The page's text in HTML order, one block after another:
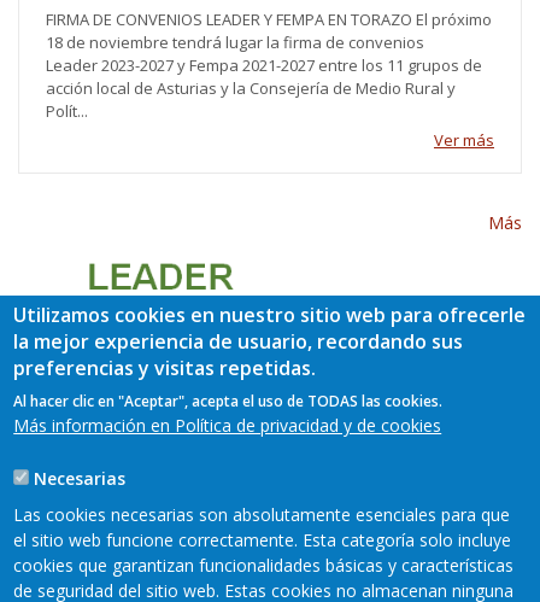
FIRMA DE CONVENIOS LEADER Y FEMPA EN TORAZO El próximo
18 de noviembre tendrá lugar la firma de convenios
Leader 2023-2027 y Fempa 2021-2027 entre los 11 grupos de
acción local de Asturias y la Consejería de Medio Rural y
Polít...
Ver más
Más
Utilizamos cookies en nuestro sitio web para ofrecerle
la mejor experiencia de usuario, recordando sus
preferencias y visitas repetidas.
Al hacer clic en "Aceptar", acepta el uso de TODAS las cookies.
Más información en Política de privacidad y de cookies
Necesarias
Las cookies necesarias son absolutamente esenciales para que
el sitio web funcione correctamente. Esta categoría solo incluye
cookies que garantizan funcionalidades básicas y características
de seguridad del sitio web. Estas cookies no almacenan ninguna